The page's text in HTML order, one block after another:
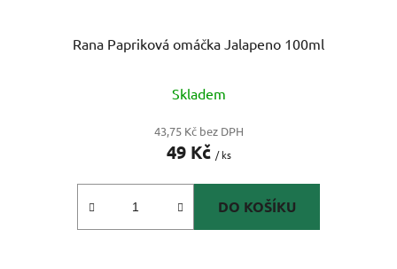
Rana Papriková omáčka Jalapeno 100ml
Skladem
43,75 Kč bez DPH
49 Kč / ks
DO KOŠÍKU